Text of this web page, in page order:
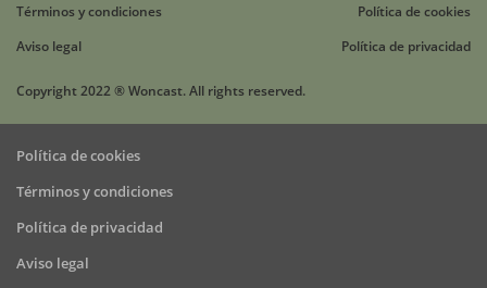
Términos y condiciones
Política de cookies
Aviso legal
Política de privacidad
Copyright 2022 ® Woncast. All rights reserved.
Política de cookies
Términos y condiciones
Política de privacidad
Aviso legal